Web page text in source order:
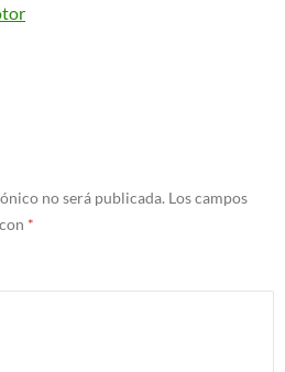
no será publicada. Los campos
*